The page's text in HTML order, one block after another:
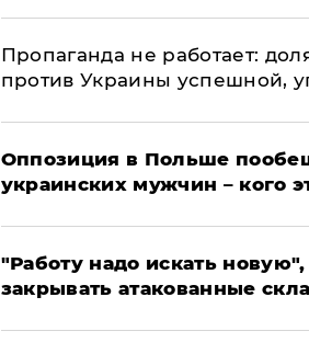
​Пропаганда не работает:
против Украины успешной,
Оппозиция в Польше
украинских мужчин – кого
"Работу надо искать
закрывать атакованные